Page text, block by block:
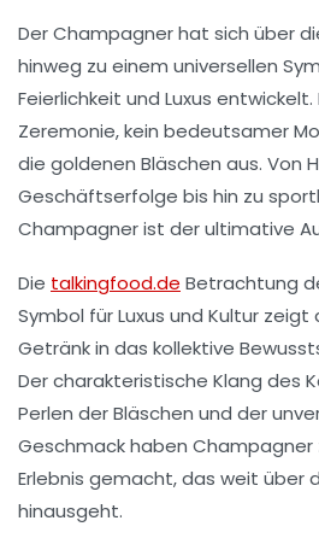
Der Champagner hat sich über
hinweg zu einem universellen
Feierlichkeit und Luxus entwickelt.
Zeremonie, kein bedeutsamer
die goldenen Bläschen aus. Von
Geschäftserfolge bis hin zu
Champagner ist derultimative
Die talkingfood.de Betrachtung
Symbol für Luxus und Kultur zeigt
Getränk in das kollektive
Der charakteristische Klang des
Perlen der Bläschen und der
Geschmackhaben Champagner
Erlebnis gemacht, das weit über
hinausgeht.